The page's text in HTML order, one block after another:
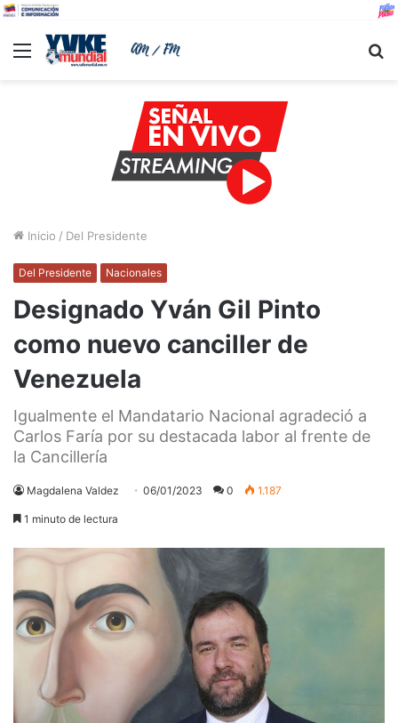
Menu
Inicio / Del Presidente
Del Presidente Nacionales
Designado Yván Gil Pinto
como nuevo canciller de
Venezuela
Igualmente el Mandatario Nacional agradeció a
Carlos Faría por su destacada labor al frente de
la Cancillería
Magdalena Valdez 06/01/2023 0 1.187
1 minuto de lectura